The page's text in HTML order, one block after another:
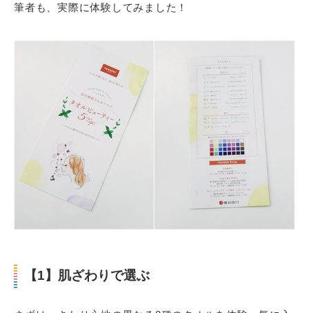
筆者も、実際に体験してみました！
【1】肌ざわりで選ぶ